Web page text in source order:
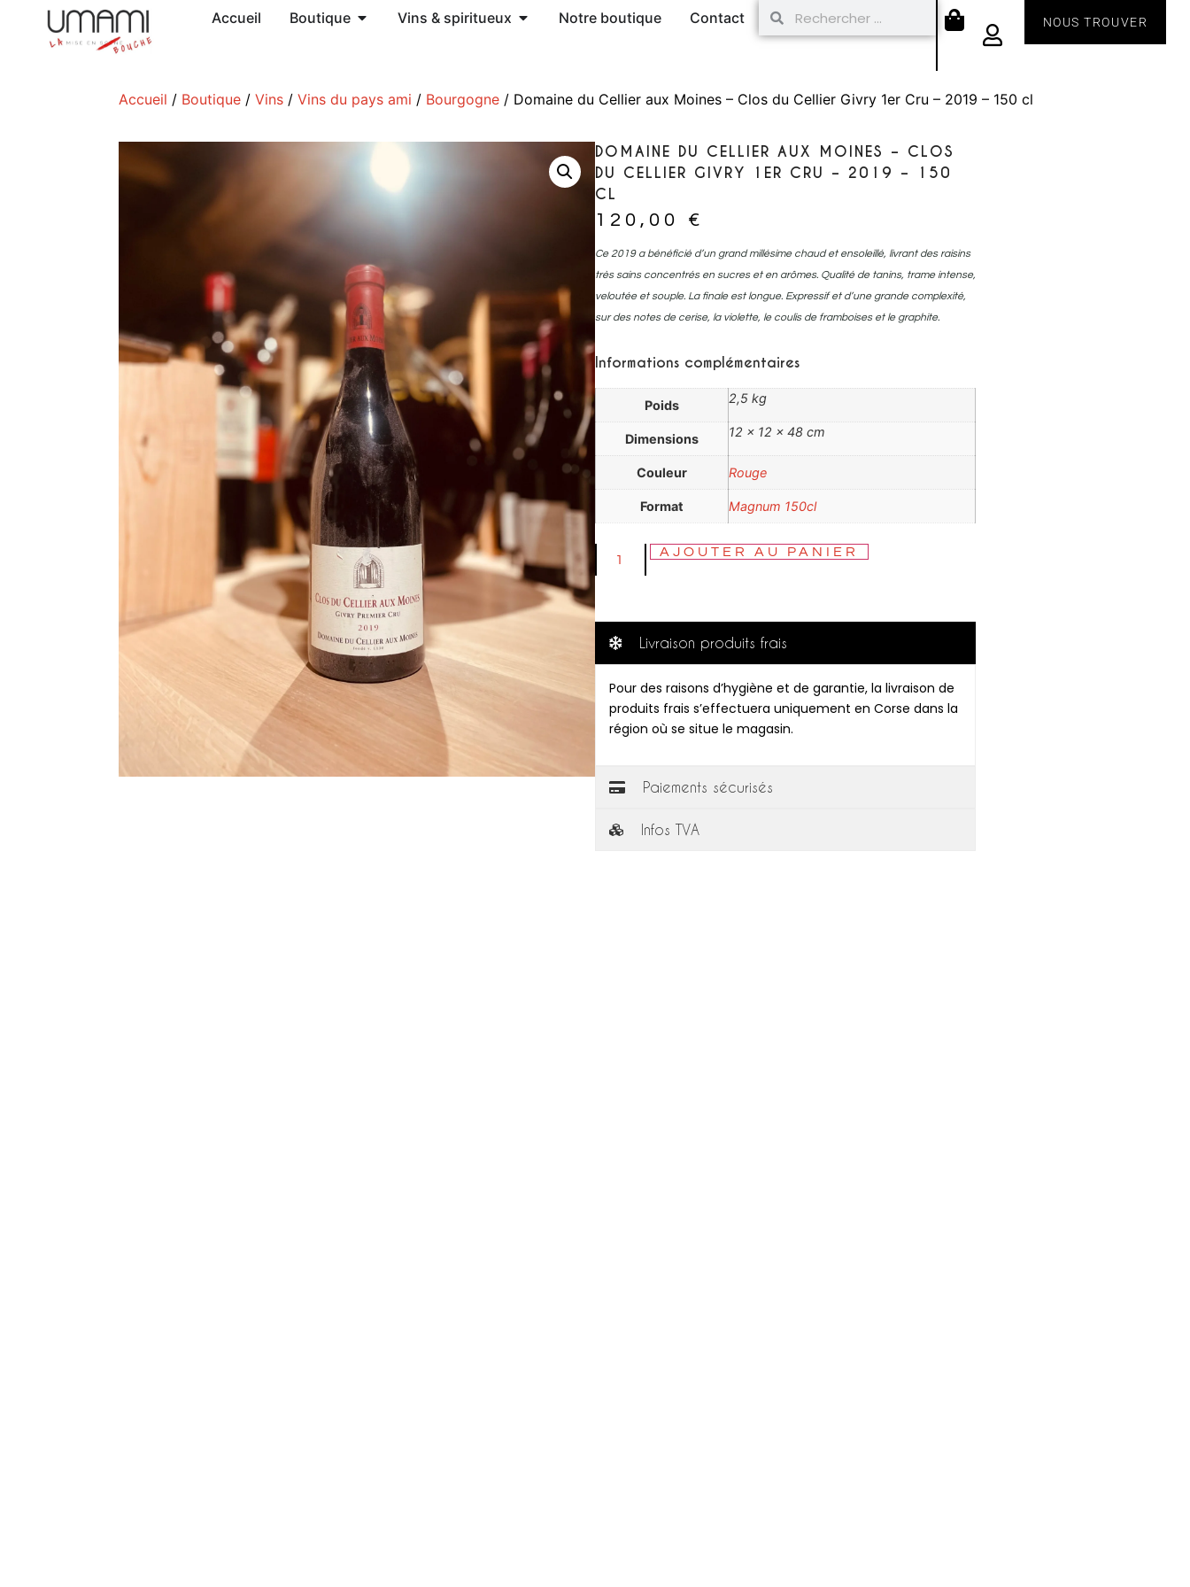
Accueil Boutique Vins & spiritueux Notre boutique Contact NOUS TROUVER
Accueil / Boutique /Vins /Vins du pays ami / Bourgogne / Domaine du Cellier aux Moines – Clos du Cellier Givry 1er Cru – 2019 – 150 cl
DOMAINE DU CELLIER AUX MOINES – CLOS
DU CELLIER GIVRY 1ER CRU – 2019 – 150
CL
120,00 €
Ce 2019 a bénéficié d’un grand millésime chaud et ensoleillé, livrant des raisins
très sains concentrés en sucres et en arômes. Qualité de tanins, trame intense,
veloutée et souple. La finale est longue. Expressif et d’une grande complexité,
sur des notes de cerise, la violette, le coulis de framboises et le graphite.
Informations complémentaires
Poids 2,5 kg
Dimensions 12 × 12 × 48 cm
Couleur Rouge
Format Magnum 150cl
AJOUTER AU PANIER
Livraison produits frais
Pour des raisons d’hygiène et de garantie, la livraison de
produits frais s’effectuera uniquement en Corse dans la
région où se situe le magasin.
Paiements sécurisés
Infos TVA